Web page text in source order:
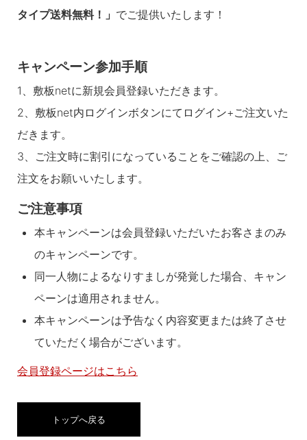
タイプ送料無料！」 でご提供いたします！
キャンペーン参加手順
1、敷板netに新規会員登録いただきます。
2、敷板net内ログインボタンにてログイン+ご注文いた
だきます。
3、ご注文時に割引になっていることをご確認の上、ご
注文をお願いいたします。
ご注意事項
本キャンペーンは会員登録いただいたお客さまのみ
のキャンペーンです。
同一人物によるなりすましが発覚した場合、キャン
ペーンは適用されません。
本キャンペーンは予告なく内容変更または終了させ
ていただく場合がございます。
会員登録ページはこちら
トップへ戻る